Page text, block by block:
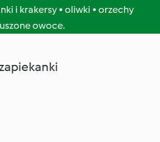
i krakersy • oliwki • orzechy
owoce.